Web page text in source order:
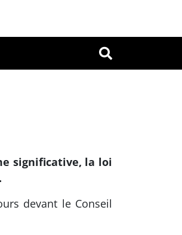
OK
significative, la loi
devant le Conseil